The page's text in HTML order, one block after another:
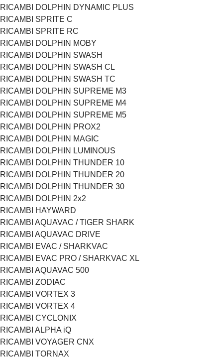
RICAMBI DOLPHIN DYNAMIC PLUS
RICAMBI SPRITE C
RICAMBI SPRITE RC
RICAMBI DOLPHIN MOBY
RICAMBI DOLPHIN SWASH
RICAMBI DOLPHIN SWASH CL
RICAMBI DOLPHIN SWASH TC
RICAMBI DOLPHIN SUPREME M3
RICAMBI DOLPHIN SUPREME M4
RICAMBI DOLPHIN SUPREME M5
RICAMBI DOLPHIN PROX2
RICAMBI DOLPHIN MAGIC
RICAMBI DOLPHIN LUMINOUS
RICAMBI DOLPHIN THUNDER 10
RICAMBI DOLPHIN THUNDER 20
RICAMBI DOLPHIN THUNDER 30
RICAMBI DOLPHIN 2x2
RICAMBI HAYWARD
RICAMBI AQUAVAC / TIGER SHARK
RICAMBI AQUAVAC DRIVE
RICAMBI EVAC / SHARKVAC
RICAMBI EVAC PRO / SHARKVAC XL
RICAMBI AQUAVAC 500
RICAMBI ZODIAC
RICAMBI VORTEX 3
RICAMBI VORTEX 4
RICAMBI CYCLONIX
RICAMBI ALPHA iQ
RICAMBI VOYAGER CNX
RICAMBI TORNAX